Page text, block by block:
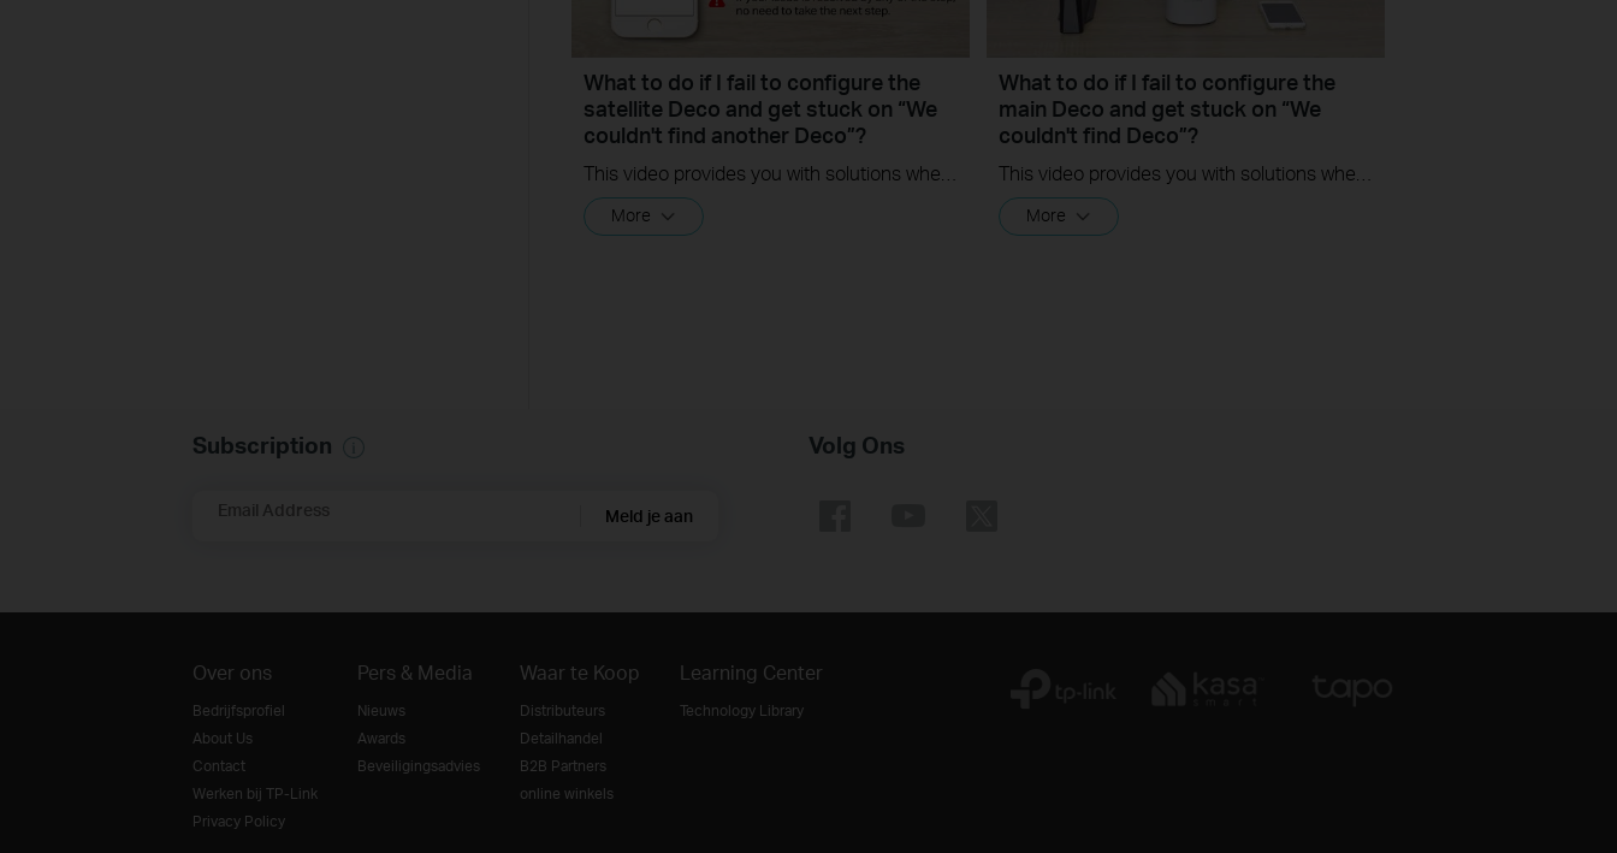
What to do if I fail to configure the
satellite Deco and get stuck on “We
couldn't find another Deco”?
More
What to do if I fail to configure the
main Deco and get stuck on “We
couldn't find Deco”?
More
Subscription
Email Address Meld je aan
Volg Ons
Over ons
Bedrijfsprofiel
About Us
Contact
Werken bij TP-Link
Privacy Policy
Pers & Media
Nieuws
Awards
Beveiligingsadvies
Waar te Koop
Distributeurs
Detailhandel
B2B Partners
online winkels
Learning Center
Technology Library